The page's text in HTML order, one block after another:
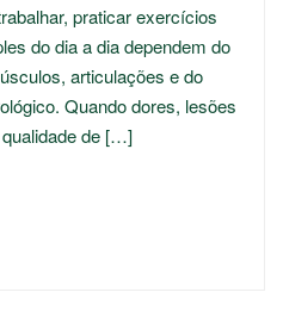
praticar exercícios
do dia a dia dependem do
articulações e do
Quando dores, lesões
de […]